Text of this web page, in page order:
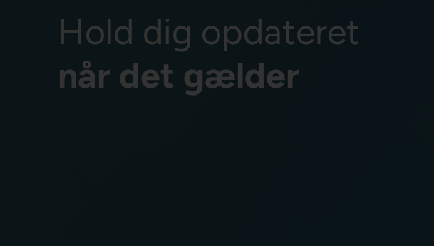
Hold dig opdateret
når det gælder